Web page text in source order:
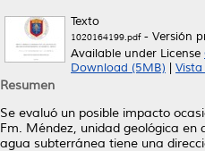
Texto
1020164199.pdf- Versión
Available under License
Download (5MB)
Resumen
Se evaluó un posible impacto
Fm. Méndez, unidad geológica
agua subterránea tiene una